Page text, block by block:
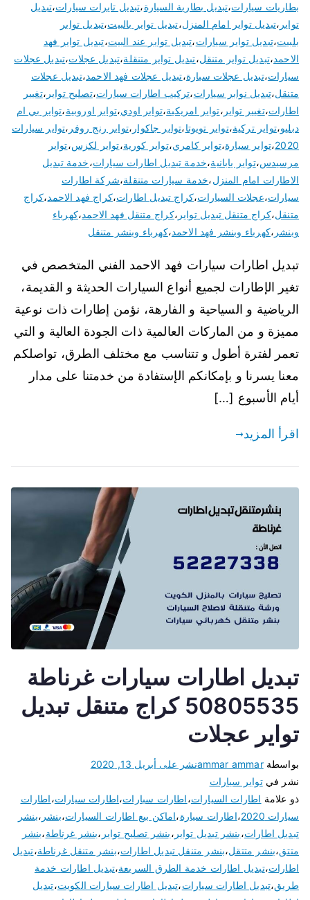
بطاريات سيارات،تبديل بطارية السيارة،تبديل تايرات سيارات،تبديل
تواير ،تبديل تواير امام المنزل،تبديل تواير بالبيت،تبديل تواير
بلبيت،تبديل تواير سيارات،تبديل تواير عند البيت،تبديل تواير فهد
الاحمد،تبديل تواير متنقل،تبديل تواير متنقلة،تبديل عجلات،تبديل عجلات
سيارات،تبديل عجلات سيارة،تبديل عجلات فهد الاحمد،تبديل عجلات
متنقل،تبديل نوابر سيارات،تركيب اطارات سيارات،تصليح تواير ،تغيير
اطارات،تغيير تواير ،تواير امريكية،تواير اودي،تواير اوروبية،تواير بي ام
دبليو،تواير تركية،تواير تويوتا،تواير جاكوار ،تواير رنج روفر ،تواير سيارات
2020،تواير سيارة،تواير كامري،تواير كورية،تواير لكزس،تواير
مرسيدس،تواير يابانية،خدمة تبديل اطارات سيارات،خدمة تبديل
الاطارات امام المنزل،خدمة سيارات متنقلة،شركة اطارات
سيارات،عجلات السيارات،كراج تبديل اطارات،كراج فهد الاحمد،كراج
متنقل،كراج متنقل تبديل تواير ،كراج متنقل فهد الاحمد،كهرباء
وبنشر ،كهرباء وبنشر فهد الاحمد،كهرباء وبنشر متنقل
تبديل اطارات سيارات فهد الاحمد الفني المتخصص في
تغير الإطارات لجميع أنواع السيارات الحديثة و القديمة،
الرياضية و السياحية و الفارهة، نؤمن إطارات ذات نوعية
مميزة و من الماركات العالمية ذات الجودة العالية و التي
تعمر لفترة أطول و تتناسب مع مختلف الطرق، تواصلكم
معنا يسرنا و بإمكانكم الإستفادة من خدمتنا على مدار
أيام الأسبوع […]
اقرأ المزيد
تبديل اطارات سيارات غرناطة
50805535 كراج متنقل تبديل
تواير عجلات
بواسطةammar ammarنشر على أبريل 13, 2020
نشر فيتواير سيارات
ذو علامة اطارات السيارات،اطارات سبارات،اطارات سيارات،اطارات
سيارات 2020
،اطارات سيارة،اماكن بيع اطارات السيارات،بنشر ،بنشر
تبديل اطارات،بنشر تبديل تواير ،بنشر تصليح تواير ،بنشر غرناطة،بنشر
متتق،بنشر متتقل،بنشر متنقل تبديل اطارات،بنشر متنقل غرناطة،تبديل
اطارات،تبديل اطارات خدمة الطرق السريعة،تبديل اطارات خدمة
طريق،تبديل اطارات سيارات،تبديل اطارات سيارات الكويت،تبديل